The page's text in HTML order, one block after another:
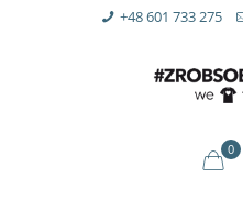
+48 601 733 275
0